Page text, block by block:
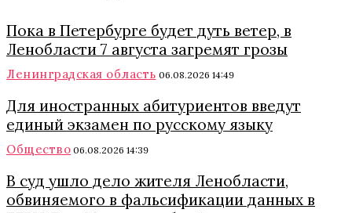
Пока в Петербурге будет дуть ветер, в
Ленобласти 7 августа загремят грозы
Ленинградская область 06.08.2026 14:49
Для иностранных абитуриентов введут
единый экзамен по русскому языку
Общество 06.08.2026 14:39
В суд ушло дело жителя Ленобласти,
обвиняемого в фальсификации данных в